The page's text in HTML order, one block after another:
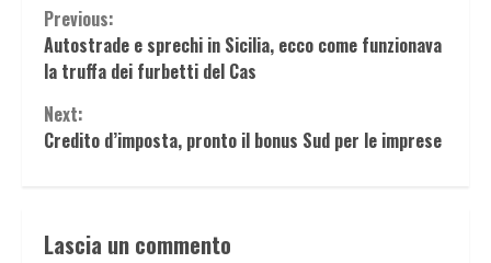
Continue
Reading
Previous:
Autostrade e sprechi in Sicilia, ecco come funzionava
la truffa dei furbetti del Cas
Next:
Credito d’imposta, pronto il bonus Sud per le imprese
Lascia un commento